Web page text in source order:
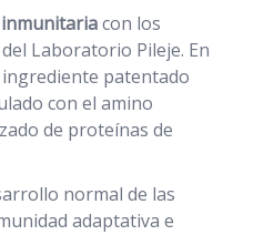
con los
Laboratorio Pileje. En
patentado
con el amino
de proteínas de
normal de las
adaptativa e